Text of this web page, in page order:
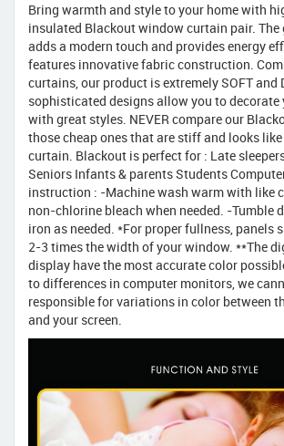
Bring warmth and style to your home with
insulated Blackout window curtain pair. The
adds a modern touch and provides energy
features innovative fabric construction.
curtains, our product is extremely SOFT and
sophisticated designs allow you to
with great styles. NEVER compare our
those cheap ones that are stiff and looks
curtain. Blackout is perfect for : Late
Seniors Infants & parents Students
instruction : -Machine wash warm with like
non-chlorine bleach when needed. -Tumble
iron as needed. *For proper fullness, panels
2-3 times the width of your window. **The
display have the most accurate color
to differences in computer monitors, we
responsible for variations in color between
and your screen.